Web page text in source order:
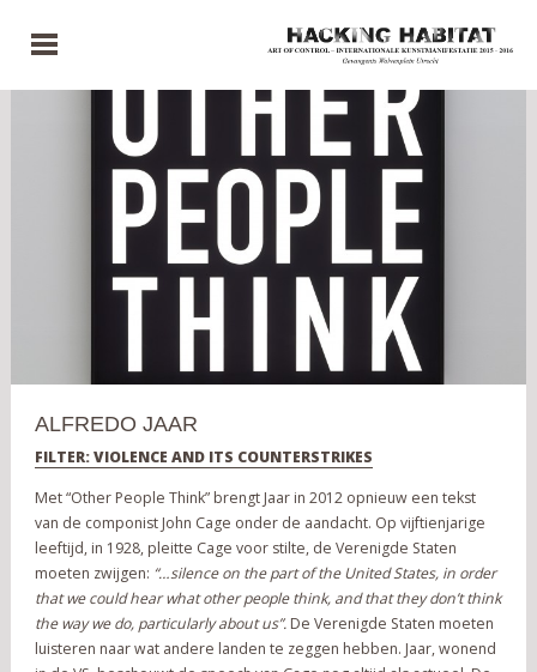
ALFREDO JAAR
FILTER: VIOLENCE AND ITS COUNTERSTRIKES
Met “Other People Think” brengt Jaar in 2012 opnieuw een tekst
van de componist John Cage onder de aandacht. Op vijftienjarige
leeftijd, in 1928, pleitte Cage voor stilte, de Verenigde Staten
moeten zwijgen: “…silence on the part of the United States, in order
that we could hear what other people think, and that they don’t think
the way we do, particularly about us”. De Verenigde Staten moeten
luisteren naar wat andere landen te zeggen hebben. Jaar, wonend